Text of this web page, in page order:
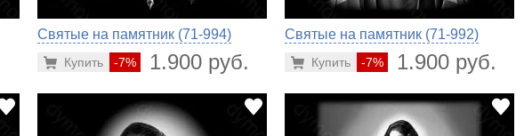
Святые на памятник (71-994)
-7% 1.900 руб.
Купить
Святые на памятник (71-992)
-7% 1.900 руб.
Купить